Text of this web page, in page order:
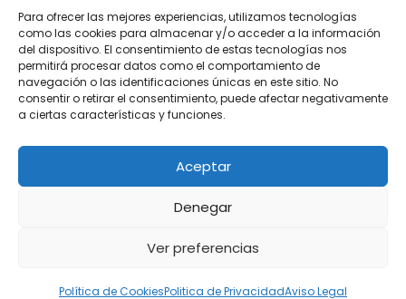
Para ofrecer las mejores experiencias, utilizamos tecnologías
como las cookies para almacenar y/o acceder a la información
del dispositivo. El consentimiento de estas tecnologías nos
permitirá procesar datos como el comportamiento de
navegación o las identificaciones únicas en este sitio. No
consentir o retirar el consentimiento, puede afectar negativamente
a ciertas características y funciones.
Aceptar
Denegar
Ver preferencias
Política de CookiesPolitica de PrivacidadAviso Legal
ELIGE TU MESA DE MEZCLAS PERFECTA
Mesas Profesionales Hercules
Mesas más Caras de Pioneer
Mesas Numark por menos de 300 €